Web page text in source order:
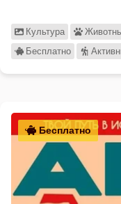
Культура
Бесплатно
Бесплатно